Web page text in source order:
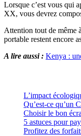
Lorsque c’est vous qui
XX, vous devrez
Attention tout de même
portable restent encore
A lire aussi : Kenya :
L’impact
Qu’est-ce qu’un
Choisir le bon
5 astuces pour
Profitez des